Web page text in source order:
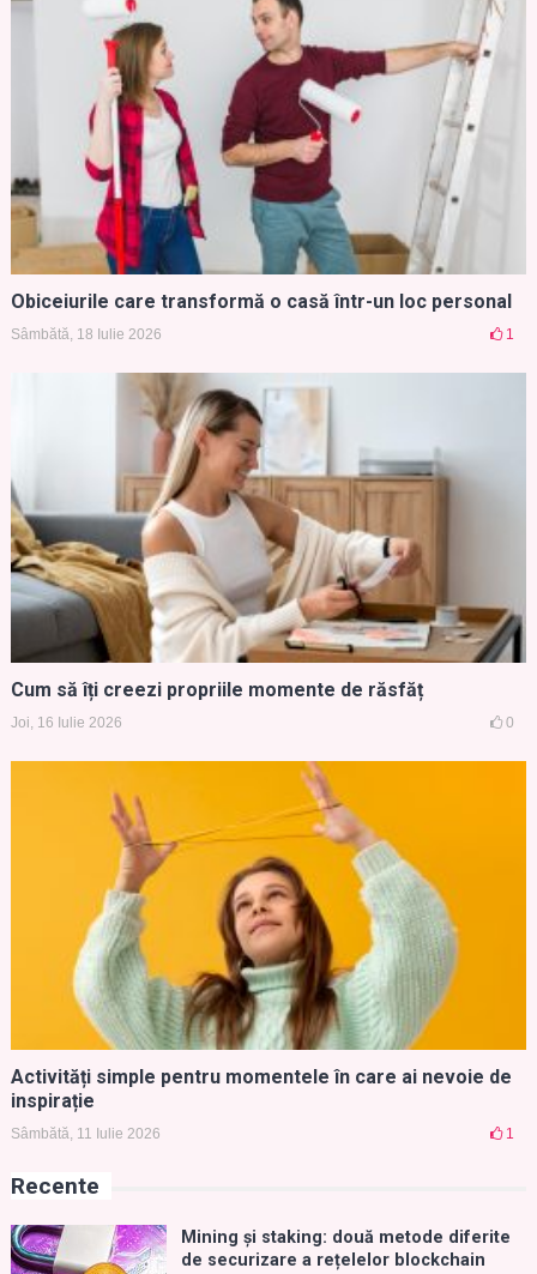
Obiceiurile care transformă o casă într-un loc personal
Sâmbătă, 18 Iulie 2026 1
Cum să îți creezi propriile momente de răsfăț
Joi, 16 Iulie 2026 0
Activități simple pentru momentele în care ai nevoie de
inspirație
Sâmbătă, 11 Iulie 2026 1
Recente
Mining și staking: două metode diferite
de securizare a rețelelor blockchain